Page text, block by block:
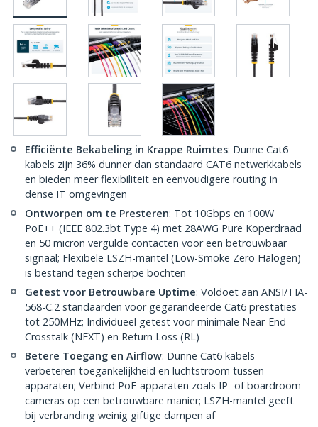
Efficiënte Bekabeling in Krappe Ruimtes: Dunne Cat6
kabels zijn 36% dunner dan standaard CAT6 netwerkkabels
en bieden meer flexibiliteit en eenvoudigere routing in
dense IT omgevingen
Ontworpen om te Presteren: Tot 10Gbps en 100W
PoE++ (IEEE 802.3bt Type 4) met 28AWG Pure Koperdraad
en 50 micron vergulde contacten voor een betrouwbaar
signaal; Flexibele LSZH-mantel (Low-Smoke Zero Halogen)
is bestand tegen scherpe bochten
Getest voor Betrouwbare Uptime: Voldoet aan ANSI/TIA-
568-C.2 standaarden voor gegarandeerde Cat6 prestaties
tot 250MHz; Individueel getest voor minimale Near-End
Crosstalk (NEXT) en Return Loss (RL)
Betere Toegang en Airflow: Dunne Cat6 kabels
verbeteren toegankelijkheid en luchtstroom tussen
apparaten; Verbind PoE-apparaten zoals IP- of boardroom
cameras op een betrouwbare manier; LSZH-mantel geeft
bij verbranding weinig giftige dampen af